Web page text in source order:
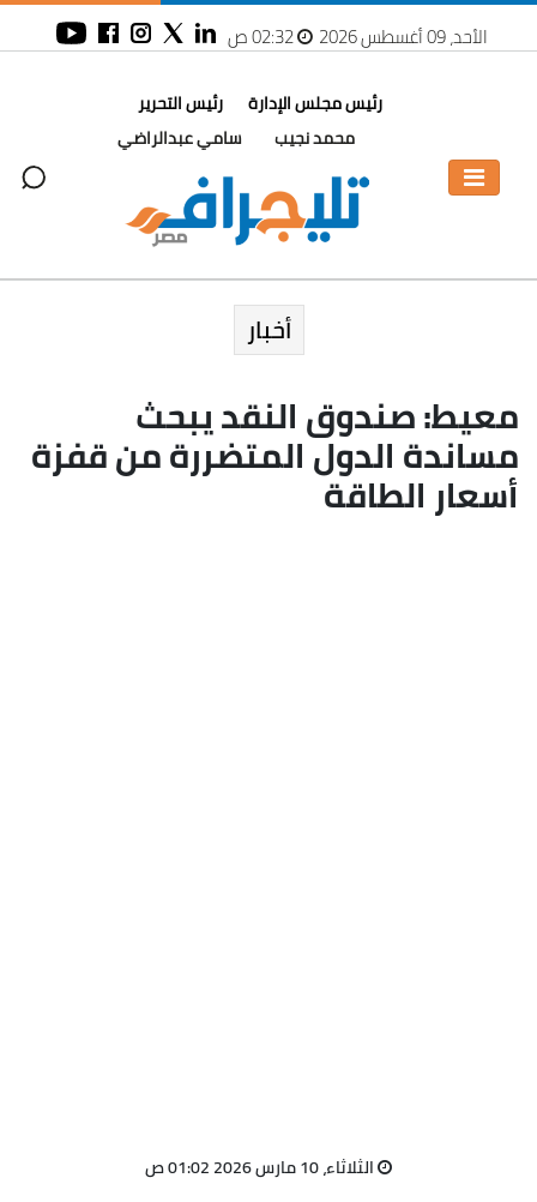
الأحد، 09 أغسطس 2026 02:32 ص
رئيس مجلس الإدارة
محمد نجيب
رئيس التحرير
سامي عبدالراضي
أخبار
معيط: صندوق النقد يبحث
مساندة الدول المتضررة من قفزة
أسعار الطاقة
الثلاثاء، 10 مارس 2026 01:02 ص